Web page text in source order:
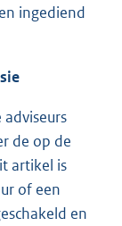
ingediend
de op de
artikel is
of een
en